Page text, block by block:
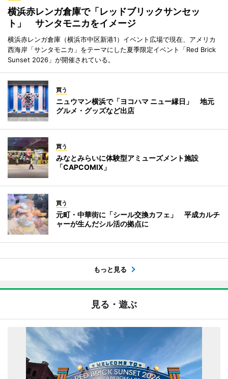
横浜赤レンガ倉庫で「レッドブリックサンセッ
ト」 サンタモニカをイメージ
横浜赤レンガ倉庫（横浜市中区新港1）イベント広場で現在、アメリカ
西海岸「サンタモニカ」をテーマにした夏季限定イベント「Red Brick
Sunset 2026」が開催されている。
買う
ニュウマン横浜で「ヨコハマ ニュー縁日」 地元
グルメ・グッズなど出店
買う
みなとみらいに体験型アミューズメント施設
「CAPCOMIX」
買う
元町・中華街に「シール交換カフェ」 平成カルチ
ャーが生んだシル活の拠点に
もっと見る
見る・遊ぶ